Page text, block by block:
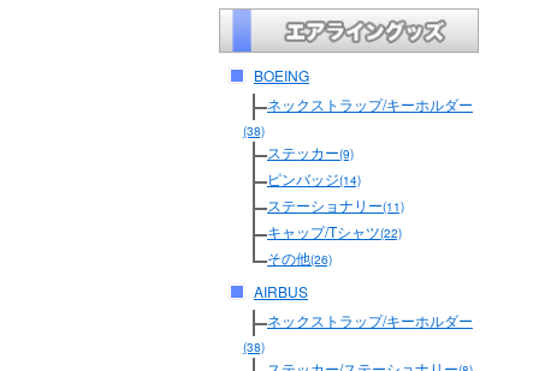
BOEING
ネックストラップ/キーホルダー
(38)
ステッカー(9)
ピンバッジ(14)
ステーショナリー(11)
キャップ/Tシャツ(22)
その他(26)
AIRBUS
ネックストラップ/キーホルダー
(38)